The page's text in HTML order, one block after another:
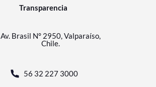
Transparencia
Av. Brasil N° 2950, Valparaíso,
Chile.
56 32 227 3000